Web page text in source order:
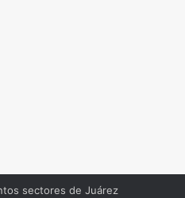
sectores de Juárez